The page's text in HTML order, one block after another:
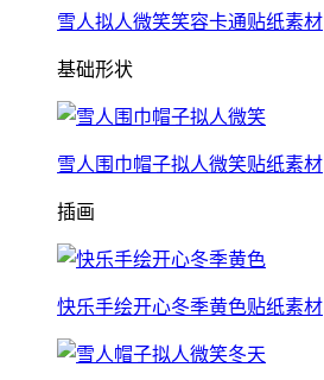
雪人拟人微笑笑容卡通贴纸素材
基础形状
雪人围巾帽子拟人微笑贴纸素材
插画
快乐手绘开心冬季黄色贴纸素材